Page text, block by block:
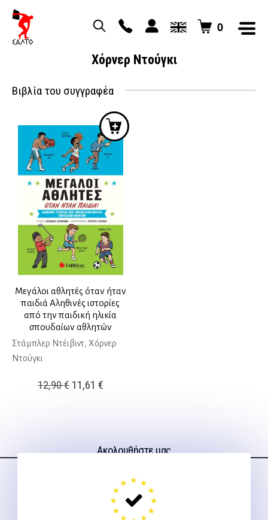
0
Χόρνερ Ντούγκι
Βιβλία του συγγραφέα
Μεγάλοι αθλητές όταν ήταν
παιδιά Αληθινές ιστορίες
από την παιδική ηλικία
σπουδαίων αθλητών
Στάμπλερ Ντέιβιντ, Χόρνερ
Ντούγκι
12,90€ Original
11,61 €Η
11,61 €.
Ακολουθήστε μας